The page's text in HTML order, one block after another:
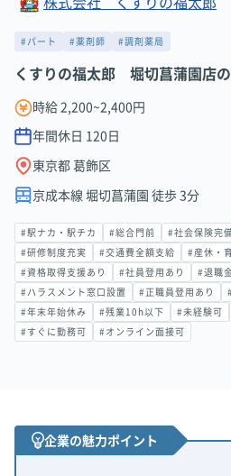
株式会社 くすりの福太郎
#パート #薬剤師 #調剤薬局
くすりの福太郎 堀切菖蒲園店の
時給 2,200~2,400円
年間休日 120 日
東京都 葛飾区
京成本線 堀切菖蒲園 徒歩 3分
#駅ナカ・駅チカ #総合門前 #社会保険完
#研修制度充実 #交通費全額支給 #産休・
#資格取得支援あり #社員登用あり #退職
#ハラスメント窓口設置 #正職員登用あり
#年末年始休み #残業10h以下 #未経験可
#すぐに勤務可 #オンライン面接可
企業の魅力ポイント